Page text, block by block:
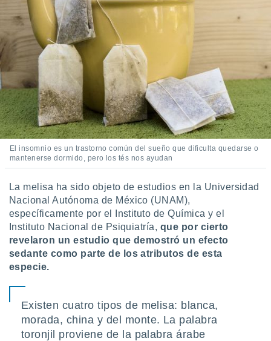
utilizar
crear un
uso de
la
contenido
medir el
la
el
del
o a través
de
de
de
uso de
mediante
El insomnio es un trastorno común del sueño que dificulta quedarse o
mantenerse dormido, pero los tés nos ayudan
La melisa ha sido objeto de estudios en la Universidad
Nacional Autónoma de México (UNAM),
específicamente por el Instituto de Química y el
Instituto Nacional de Psiquiatría, que por cierto
revelaron un estudio que demostró un efecto
sedante como parte de los atributos de esta
especie.
Existen cuatro tipos de melisa: blanca,
morada, china y del monte. La palabra
toronjil proviene de la palabra árabe